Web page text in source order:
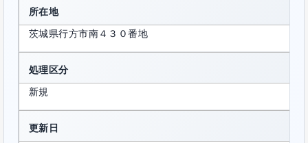
所在地
茨城県行方市南４３０番地
処理区分
新規
更新日